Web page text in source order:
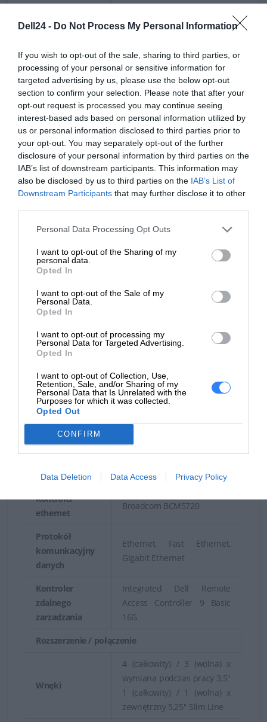
Dell24 - Do Not Process My Personal Information
If you wish to opt-out of the sale, sharing to third parties, or
processing of your personal or sensitive information for
targeted advertising by us, please use the below opt-out
section to confirm your selection. Please note that after your
opt-out request is processed you may continue seeing
interest-based ads based on personal information utilized by
us or personal information disclosed to third parties prior to
your opt-out. You may separately opt-out of the further
disclosure of your personal information by third parties on the
IAB’s list of downstream participants. This information may
also be disclosed by us to third parties on the IAB’s List of
Downstream Participants that may further disclose it to other
Personal Data Processing Opt Outs
I want to opt-out of the Sharing of my
personal data.
Opted In
I want to opt-out of the Sale of my
Personal Data.
Opted In
I want to opt-out of processing my
Personal Data for Targeted Advertising.
Opted In
I want to opt-out of Collection, Use,
Retention, Sale, and/or Sharing of my
Personal Data that Is Unrelated with the
Purposes for which it was collected.
Opted Out
CONFIRM
Data Deletion Data Access Privacy Policy
Nowoczesne mechanizmy zaawansowanej
niezawodności, dostępności i serwisowania (RAS)
wdrożone w ramach infrastruktury serwera Dell
PowerEdge gwarantują maksymalny czas pracy bez
przestojów oraz niezawodną konserwację.
Uniwersalna pamięć masowa
Maksymalnie wykorzystaj pojemność szafy serwerowej
dzięki funkcjom wewnętrznej pamięci masowej
Przykładowe modele
serwerów Rack:
Serwer Dell PowerEdge R250
serwer do montażu w szafie serwerowej na
potrzeby obsługi ogólnych i specjalistycznych
Serwer Dell PowerEdge R350- wydajny,
uniwersalny serwer klasy podstawowej do
montażu w szafie serwerowej z lepszymi opcjami
pamięci masowej.
Serwer Dell PowerEdge R550
-zaprojektowany z
świetnie sprawdza się do obsługi nowoczesnego
firmowej, plików produkcyjnych w różnych
branżach.
najbardziej wydajny model z całej gamy serwerów
Dell PowerEdge.
Cechy
1 DWPD, Read Intensive,
format zaawansowany 512
Kontroler pamięci masowej
Typ 1
Nazwa
kontrolera
pamięci
masowej
PERC H755 Front
Napęd optyczny
Bez napędu optycznego
Monitor
Sterownik grafiki
Procesor
graficzny
Matrox G200eW
Interfejsy wideo VGA
Praca w sieci
Typ interfejsu
(szyny)
LAN-on-motherboard (LOM)
Porty Ethernet 2 x Gigabit Ethernet
Kontroler
ethernet
Broadcom BCM5720
Protokół
komunkacyjny
danych
Ethernet, Fast Ethernet,
Gigabit Ethernet
Kontroler
zdalnego
zarzadzania
Integrated Dell Remote
Access Controller 9 Basic
16G
Rozszerzenie / połączenie
Wnęki
4 (całkowity) / 3 (wolna) x
wymiana podczas pracy 3,5"
1 (całkowity) / 1 (wolna) x
zewnętrzny 5,25" Slim Line